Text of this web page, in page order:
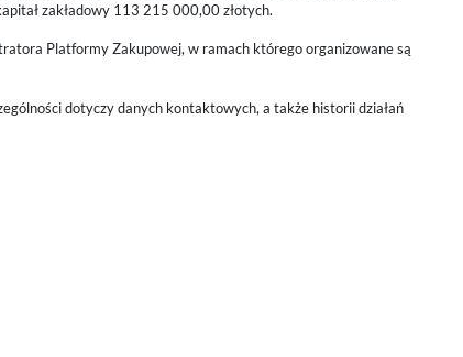
zakładowy 113 215 000,00 złotych.
Platformy Zakupowej, w ramach którego organizowane są
dotyczy danych kontaktowych, a także historii działań